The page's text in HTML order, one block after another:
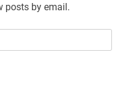
posts by email.